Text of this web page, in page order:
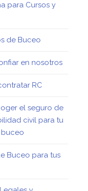
para Cursos y
de Buceo
en nosotros
RC
el seguro de
civil para tu
Buceo para tus